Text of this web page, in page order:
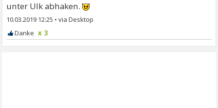
unter Ulk abhaken.
10.03.2019 12:25 •
x 3